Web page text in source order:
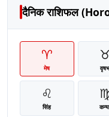
दैनिक राशिफल
♈
मेष
♉
♌
सिंह